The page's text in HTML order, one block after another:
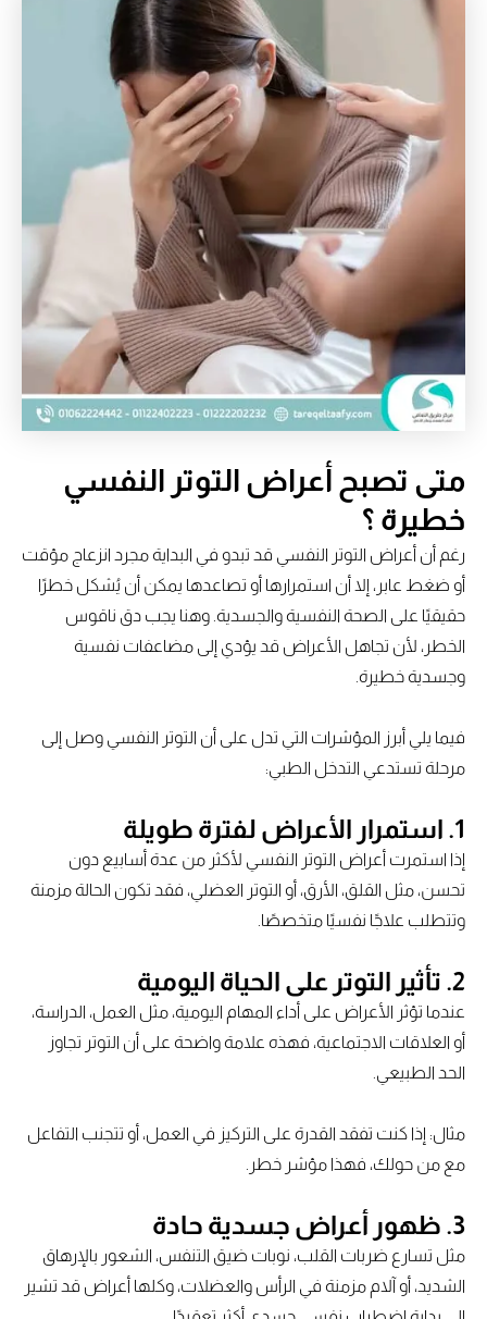
متى تصبح أعراض التوتر النفسي
خطيرة ؟
رغم أن أعراض التوتر النفسي قد تبدو في البداية مجرد انزعاج مؤقت
أو ضغط عابر، إلا أن استمرارها أو تصاعدها يمكن أن يُشكل خطرًا
حقيقيًا على الصحة النفسية والجسدية. وهنا يجب دق ناقوس
الخطر، لأن تجاهل الأعراض قد يؤدي إلى مضاعفات نفسية
وجسدية خطيرة.
فيما يلي أبرز المؤشرات التي تدل على أن التوتر النفسي وصل إلى
مرحلة تستدعي التدخل الطبي:
استمرار الأعراض لفترة طويلة
إذا استمرت أعراض التوتر النفسي لأكثر من عدة أسابيع دون
تحسن، مثل القلق، الأرق، أو التوتر العضلي، فقد تكون الحالة مزمنة
وتتطلب علاجًا نفسيًا متخصصًا.
2. تأثير التوتر على الحياة اليومية
عندما تؤثر الأعراض على أداء المهام اليومية، مثل العمل، الدراسة،
أو العلاقات الاجتماعية، فهذه علامة واضحة على أن التوتر تجاوز
الحد الطبيعي.
مثال: إذا كنت تفقد القدرة على التركيز في العمل، أو تتجنب التفاعل
مع من حولك، فهذا مؤشر خطر.
3. ظهور أعراض جسدية حادة
مثل تسارع ضربات القلب، نوبات ضيق التنفس، الشعور بالإرهاق
الشديد، أو آلام مزمنة في الرأس والعضلات، وكلها أعراض قد تشير